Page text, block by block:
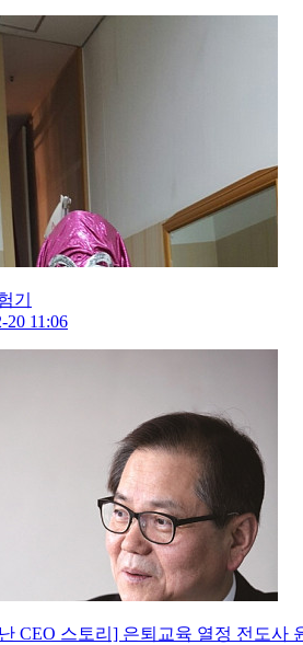
기
20 11:06
CEO 스토리] 은퇴교육 열정 전도사